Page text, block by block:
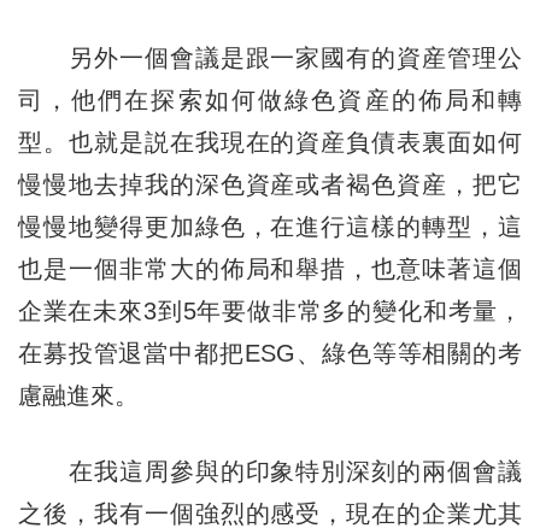
另外一個會議是跟一家國有的資産管理公
司，他們在探索如何做綠色資産的佈局和轉
型。也就是説在我現在的資産負債表裏面如何
慢慢地去掉我的深色資産或者褐色資産，把它
慢慢地變得更加綠色，在進行這樣的轉型，這
也是一個非常大的佈局和舉措，也意味著這個
企業在未來3到5年要做非常多的變化和考量，
在募投管退當中都把ESG、綠色等等相關的考
慮融進來。
在我這周參與的印象特別深刻的兩個會議
之後，我有一個強烈的感受，現在的企業尤其